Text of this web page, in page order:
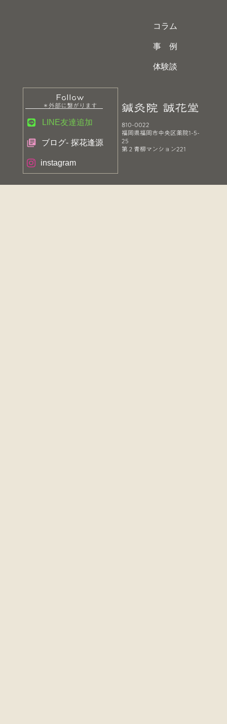
コラム
事 例
体験談
Follow
＊外部に繋がります
LINE友達追加
library_books ブログ- 探花逢源
instagram
鍼灸院 誠花堂
810-0022
福岡県福岡市中央区薬院1-5-
25
第２青柳マンション221